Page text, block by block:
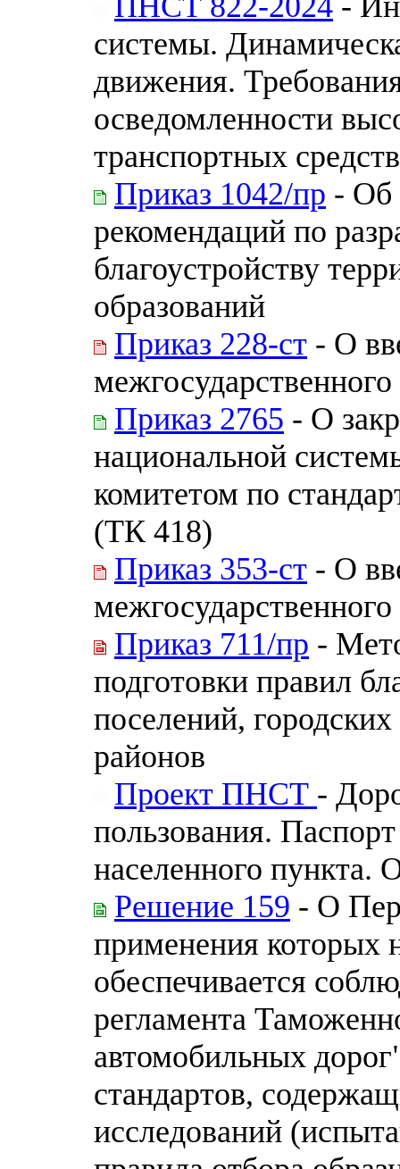
системы.
движения.
осведомленности
транспортных
Приказ 1042/пр - Об
рекомендаций по
благоустройству
образований
Приказ 228-ст - О
межгосударственного
Приказ 2765 - О
национальной
комитетом по
(ТК 418)
Приказ 353-ст - О
межгосударственного
Приказ 711/пр -
подготовки правил
поселений,
районов
Проект ПНСТ -
пользования.
населенного пункта.
Решение 159 - О
применения которых
обеспечивается
регламента
автомобильных
стандартов,
исследований